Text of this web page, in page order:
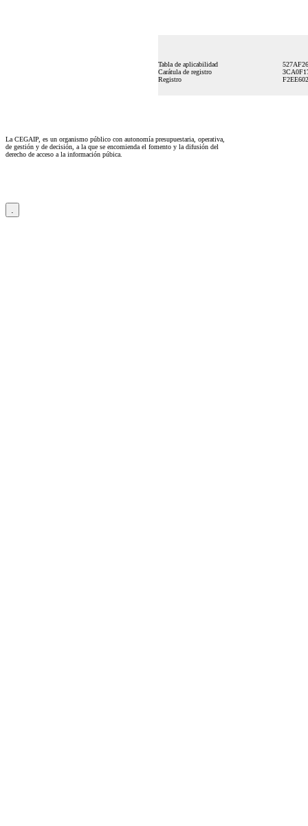
Tabla de aplicabilidad
Carátula de registro
Registro
La CEGAIP, es un organismo público con autonomía presupuestaria, operativa,
de gestión y de decisión, a la que se encomienda el fomento y la difusión del
derecho de acceso a la información púbica.